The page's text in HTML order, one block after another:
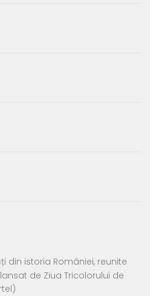
din istoria României, reunite
de Ziua Tricolorului de